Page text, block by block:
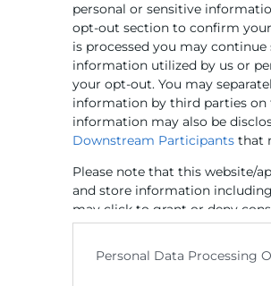
personal or sensitive
opt-out section to confirm
is processed you may
information utilized by us or
your opt-out. You may
information by third parties on
information may also be
Downstream Participants that
Please note that this website/
and store information
may click to grant or deny
data for below specified
Personal Data Processing
objetivo básicodel Plan
actividades empresariales,
largo del tiempo.
Como objetivos específicos se
La integración de los
proceso de emprendimiento.
El uso integrado de los
La adaptación de los
territorios en que se